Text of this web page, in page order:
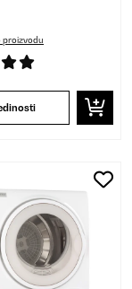
proizvodu